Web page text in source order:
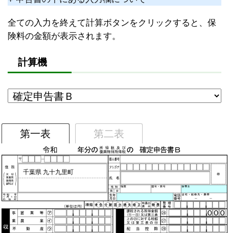
全ての入力を終えて計算ボタンをクリックすると、保
険料の金額が表示されます。
計算機